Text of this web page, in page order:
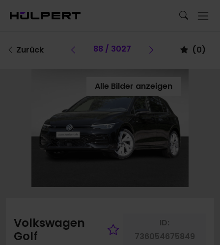
Zurück Vorheriges Fahrzeug
88 / 3027 Vorheriges
(0)
Alle Bilder anzeigen
Volkswagen
Golf
Fahrzeug
ID:
736054675849